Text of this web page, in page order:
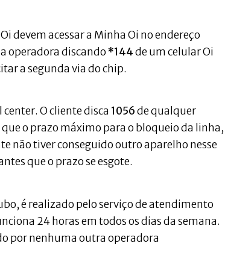
devem acessar a Minha Oi no endereço
operadora discando*144de um celular Oi
a segunda via do chip.
O cliente disca 1056de qualquer
o prazo máximo para o bloqueio da linha,
não tiver conseguido outro aparelho nesse
que o prazo se esgote.
é realizado pelo serviço de atendimento
24 horas em todos os dias da semana.
por nenhuma outra operadora